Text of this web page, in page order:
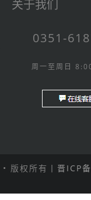
关于我们
0351-
周一至周日
• 版权所有丨 晋ICP